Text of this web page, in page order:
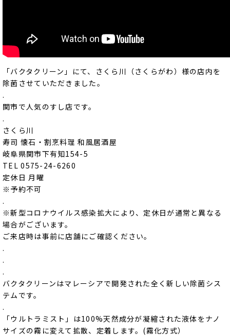
「バクタクリーン」にて、さくら川（さくらがわ）様の店内を
除菌させていただきました。
.
関市で人気のすし店です。
.
さくら川
寿司 懐石・割烹料理 和風居酒屋
岐阜県関市下有知154-5
TEL 0575-24-6260
定休日 月曜
※予約不可
.
※新型コロナウイルス感染拡大により、定休日が通常と異なる
場合がございます。
ご来店時は事前に店舗にご確認ください。
.
.
.
バクタクリーンはマレーシアで開発された全く新しい除菌シス
テムです。
.
「ウルトラミスト」は100%天然成分が凝縮された液体をナノ
サイズの霧に変えて拡散、定着します。(霧化方式）